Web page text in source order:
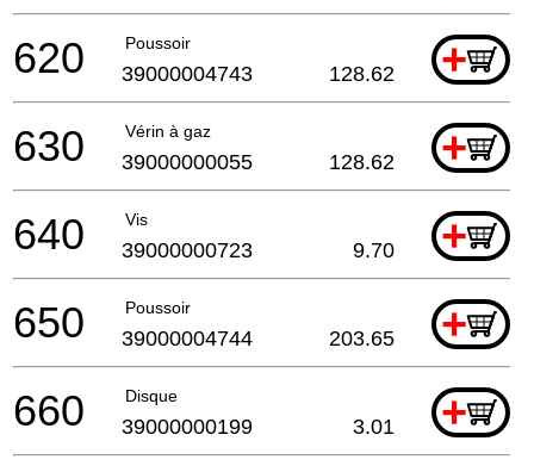
Poussoir +
620 39000004743 128.62
Vérin à gaz +
630 39000000055 128.62
Vis +
640 39000000723 9.70
Poussoir +
650 39000004744 203.65
Disque +
660 39000000199 3.01